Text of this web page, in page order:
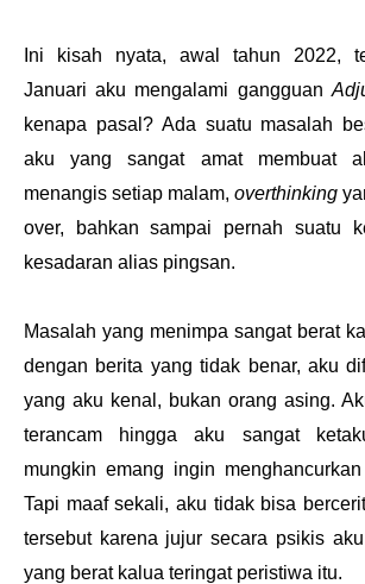
Ini kisah nyata, awal tahun 2022,
Januari aku mengalami gangguan
kenapa pasal? Ada suatu masalah
aku yang sangat amat membuat
menangis setiap malam, overthinking
over, bahkan sampai pernah suatu
kesadaran alias pingsan.
Masalah yang menimpa sangat berat
dengan berita yang tidak benar, aku
yang aku kenal, bukan orang asing.
terancam hingga aku sangat
mungkin emang ingin
Tapi maaf sekali, aku tidak bisa
tersebut karena jujur secara psikis
yang berat kalua teringat peristiwa itu.